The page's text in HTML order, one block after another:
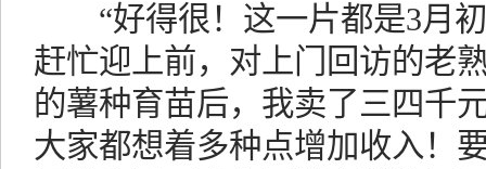
“好得很！这一片都是3月初
赶忙迎上前，对上门回访的老
的薯种育苗后，我卖了三四千
大家都想着多种点增加收入！